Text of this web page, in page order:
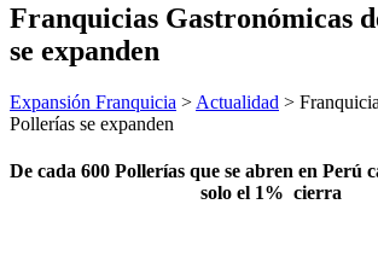
Franquicias Gastronómicas
se expanden
Expansión Franquicia > Actualidad >
Pollerías se expanden
De cada 600 Pollerías que se abren en Perú
solo el 1% cierra